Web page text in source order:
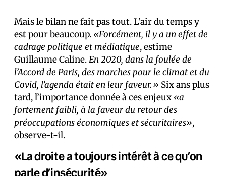
Mais le bilan ne fait pas tout. L’air du temps y
est pour beaucoup. «Forcément, il y a un effet de
cadrage politique et médiatique, estime
Guillaume Caline.En 2020, dans la foulée de
l’Accord de Paris, des marches pour le climat et du
Covid, l’agenda était en leur faveur.» Six ans plus
tard, l’importance donnée à ces enjeux «a
fortement faibli, à la faveur du retour des
préoccupations économiques et sécuritaires»,
observe-t-il.
«La droite a toujours intérêt à ce qu’on
parle d’insécurité»